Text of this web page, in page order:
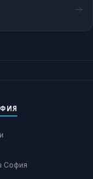
София